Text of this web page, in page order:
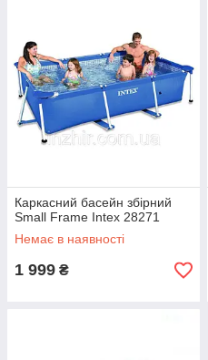
Каркасний басейн збірний
Small Frame Intex 28271
Немає в наявності
1 999 ₴